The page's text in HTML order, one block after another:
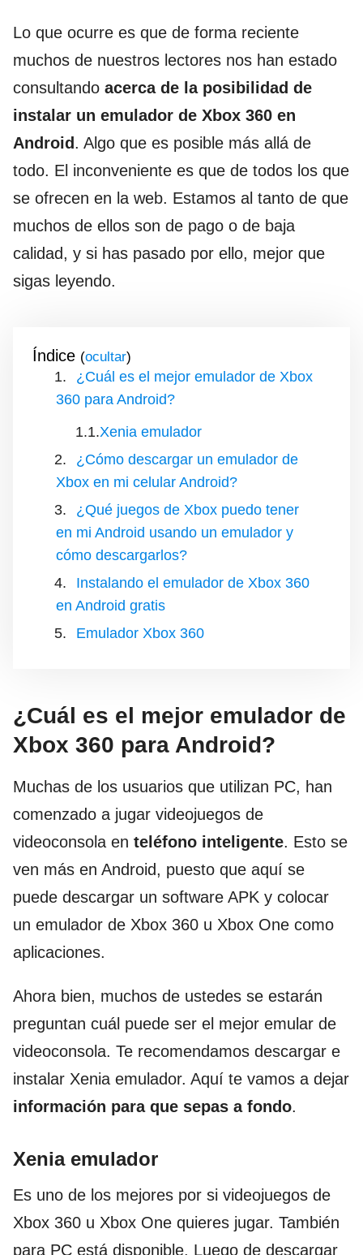
Lo que ocurre es que de forma reciente
muchos de nuestros lectores nos han estado
consultando acerca de la posibilidad de
instalar un emulador de Xbox 360 en
Android . Algo que es posible más allá de
todo. El inconveniente es que de todos los que
se ofrecen en la web. Estamos al tanto de que
muchos de ellos son de pago o de baja
calidad, y si has pasado por ello, mejor que
sigas leyendo.
Índice ( )
¿Cuál es el mejor emulador de Xbox
360 para Android?
Xenia emulador
¿Cómo descargar un emulador de
Xbox en mi celular Android?
¿Qué juegos de Xbox puedo tener
en mi Android usando un emulador y
cómo descargarlos?
Instalando el emulador de Xbox 360
en Android gratis
Emulador Xbox 360
¿Cuál es el mejor emulador de
Xbox 360 para Android?
Muchas de los usuarios que utilizan PC, han
comenzado a jugar videojuegos de
videoconsola en teléfono inteligente. Esto se
ven más en Android, puesto que aquí se
puede descargar un software APK y colocar
un emulador de Xbox 360 u Xbox One como
aplicaciones.
Ahora bien, muchos de ustedes se estarán
preguntan cuál puede ser el mejor emular de
videoconsola. Te recomendamos descargar e
instalar Xenia emulador. Aquí te vamos a dejar
información para que sepas a fondo.
Xenia emulador
Es uno de los mejores por si videojuegos de
Xbox 360 u Xbox One quieres jugar. También
para PC está disponible. Luego de descargar